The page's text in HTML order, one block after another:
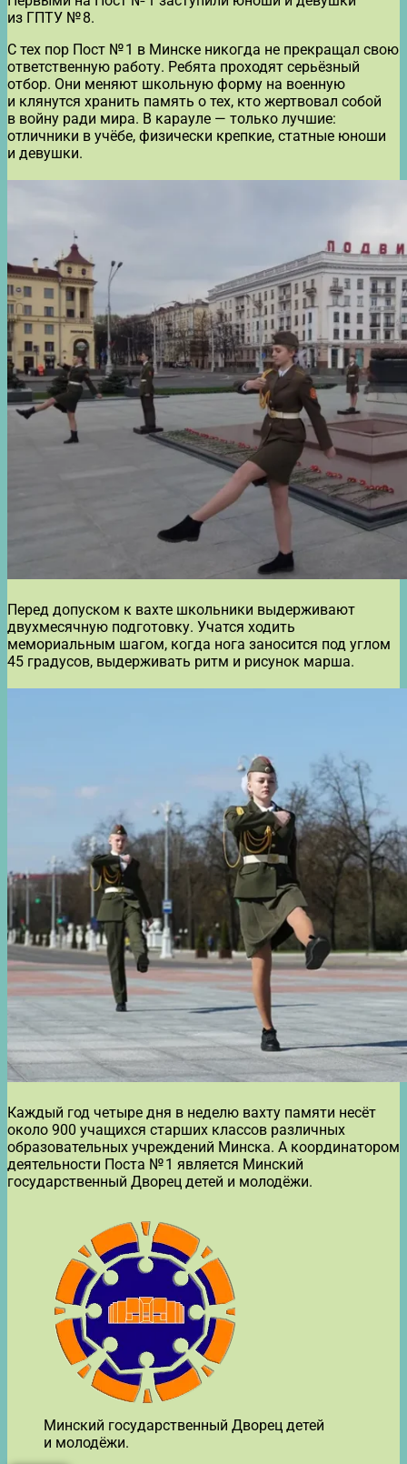
из ГПТУ № 8.
С тех пор Пост № 1 в Минске никогда не прекращал свою
ответственную работу. Ребята проходят серьёзный
отбор. Они меняют школьную форму на военную
и клянутся хранить память о тех, кто жертвовал собой
в войну ради мира. В карауле — только лучшие:
отличники в учёбе, физически крепкие, статные юноши
и девушки.
Перед допуском к вахте школьники выдерживают
двухмесячную подготовку. Учатся ходить
мемориальным шагом, когда нога заносится под углом
45 градусов, выдерживать ритм и рисунок марша.
Каждый год четыре дня в неделю вахту памяти несёт
около 900 учащихся старших классов различных
образовательных учреждений Минска. А координатором
деятельности Поста № 1 является Минский
государственный Дворец детей и молодёжи.
Минский государственный Дворец детей
и молодёжи.